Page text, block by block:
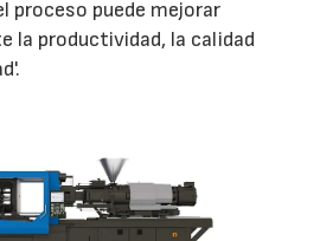
proceso puede mejorar
la productividad, la calidad